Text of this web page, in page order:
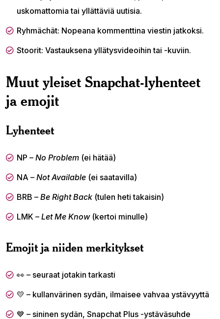
uskomattomia tai yllättäviä uutisia.
Ryhmächät: Nopeana kommenttina viestin jatkoksi.
Stoorit: Vastauksena yllätysvideoihin tai -kuviin.
Muut yleiset Snapchat-lyhenteet
ja emojit
Lyhenteet
NP – No Problem (ei hätää)
NA – Not Available (ei saatavilla)
BRB – Be Right Back (tulen heti takaisin)
LMK – Let Me Know(kertoi minulle)
Emojit ja niiden merkitykset
👀 – seuraat jotakin tarkasti
💛 – kullanvärinen sydän, ilmaisee vahvaa ystävyyttä
💙 – sininen sydän, Snapchat Plus -ystäväsuhde